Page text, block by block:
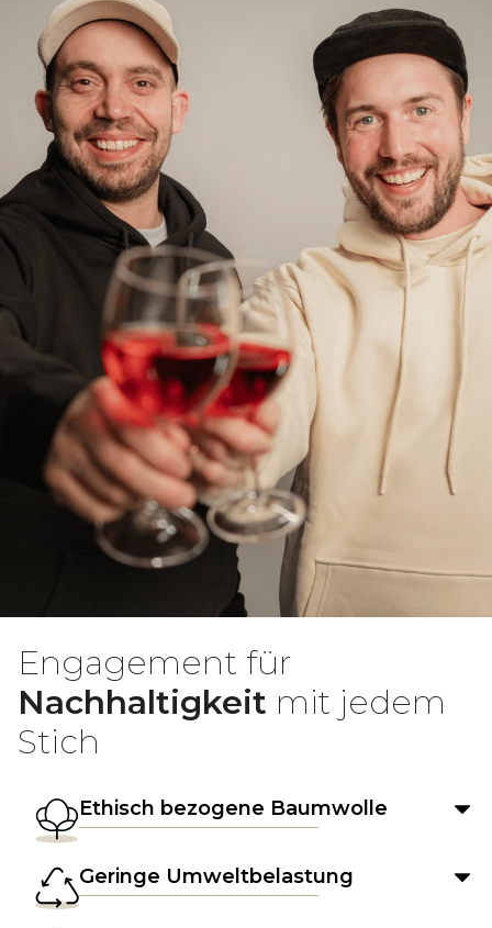
Engagement für
Nachhaltigkeit mit jedem
Stich
Ethisch bezogene Baumwolle
Geringe Umweltbelastung